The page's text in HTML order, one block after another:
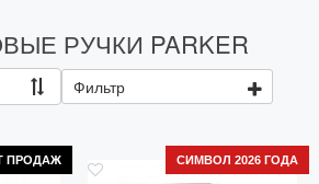
РУЧКИ PARKER
Фильтр
ПРОДАЖ СИМВОЛ 2026 ГОДА